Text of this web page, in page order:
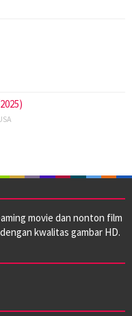
movie dan nonton film
kwalitas gambar HD.